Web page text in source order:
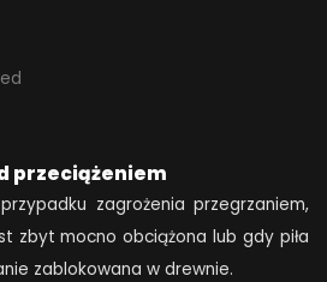
przeciążeniem
zagrożenia przegrzaniem,
zbyt mocno obciążona lub gdy piła
zablokowana w drewnie.